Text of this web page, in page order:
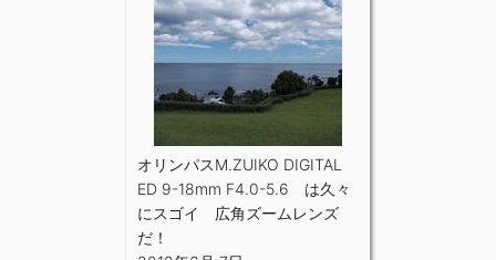
オリンパスM.ZUIKO DIGITAL
ED 9-18mm F4.0-5.6 は久々
にスゴイ 広角ズームレンズ
だ！